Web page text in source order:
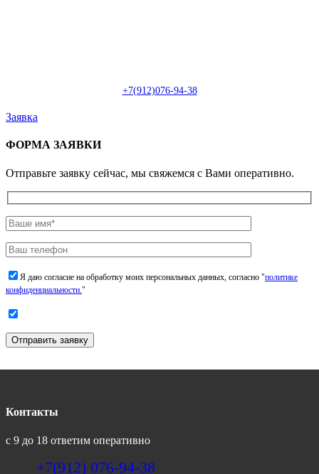
+7(912)076-94-38
Заявка
ФОРМА ЗАЯВКИ
Отправьте заявку сейчас, мы свяжемся с Вами оперативно.
Я даю согласие на обработку моих персональных данных, согласно "политике
конфиденциальности."
Отправить заявку
Контакты
с 9 до 18 ответим оперативно
+7(912) 076-94-38